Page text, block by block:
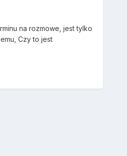
na rozmowe, jest tylko
Czy to jest